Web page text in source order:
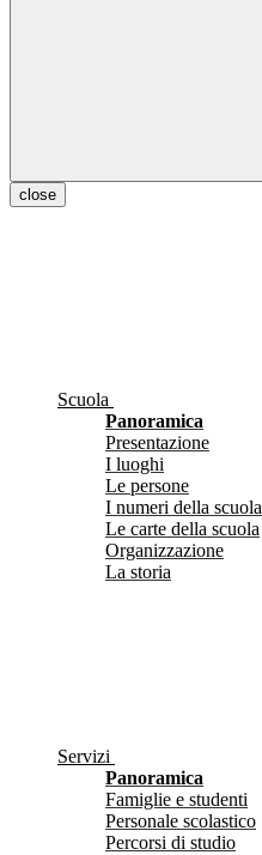
close
Scuola
Panoramica
Presentazione
I luoghi
Le persone
I numeri della scuola
Le carte della scuola
Organizzazione
La storia
Servizi
Panoramica
Famiglie e studenti
Personale scolastico
Percorsi di studio